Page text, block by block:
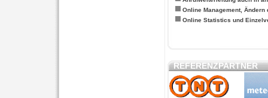
Online Management, Ändern
Online Statistics und
REFERENZPARTNER